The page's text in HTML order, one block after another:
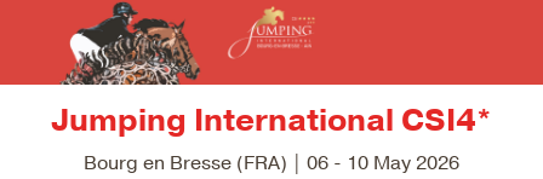
Jumping International CSI4*
Bourg en Bresse (FRA) | 06 - 10 May 2026